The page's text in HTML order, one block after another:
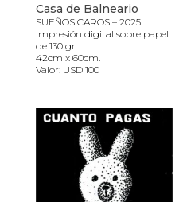
Casa de Balneario
SUEÑOS CAROS – 2025.
Impresión digital sobre papel
de 130 gr
42cm x 60cm.
Valor: USD 100